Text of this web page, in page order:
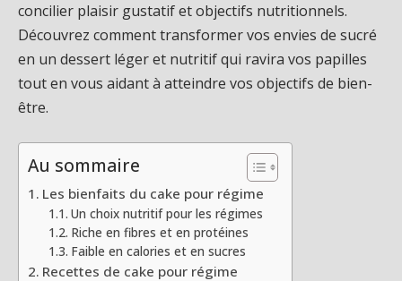
concilier plaisir gustatif et objectifs nutritionnels.
Découvrez comment transformer vos envies de sucré
en un dessert léger et nutritif qui ravira vos papilles
tout en vous aidant à atteindre vos objectifs de bien-
être.
Au sommaire
Les bienfaits du cake pour régime
Un choix nutritif pour les régimes
Riche en fibres et en protéines
Faible en calories et en sucres
Recettes de cake pour régime